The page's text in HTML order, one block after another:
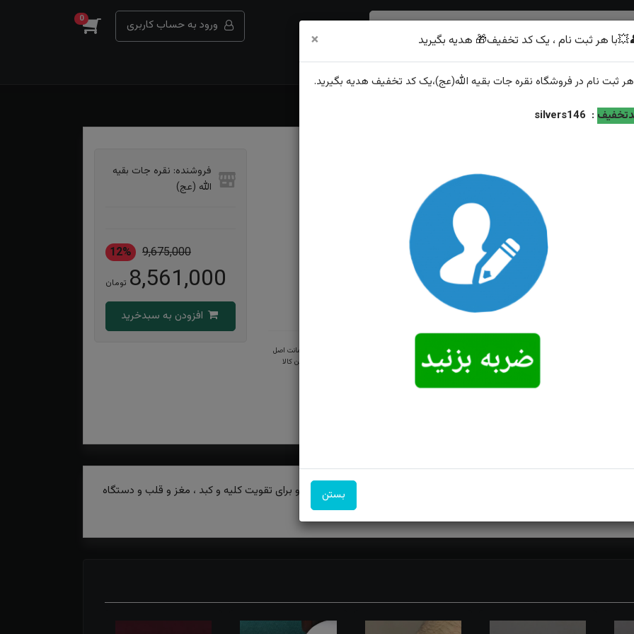
ورود به حساب کاربری 0
علیه السلام
ویژگی‌های محصول
نگین: عقیق سرخ خطی
حکاکی: علی علیه السلام
امکان پرداخت
در محل
ضمانت اصل
بودن کالا
فروشنده: نقره جات بقیه
الله (عج)
9,675,000
12%
8,561,000 تومان
را دور می کند. خواص و فواید جسمی سنگ عقیق: عقیق معده را تقویت کرده و برای تقویت کلیه و کبد ، مغز و قلب و دستگاه
عضلانی و خستگی چشمها است و مناسب دوران بارداری می‌باشد.
هر ثبت نام ، یک کد تخفیف🎁 هدیه بگیرید ×
ثبت نام در فروشگاه نقره جات بقیه الله(عج)،یک کد تخفیف هدیه بگیرید.
:
silvers146
بستن